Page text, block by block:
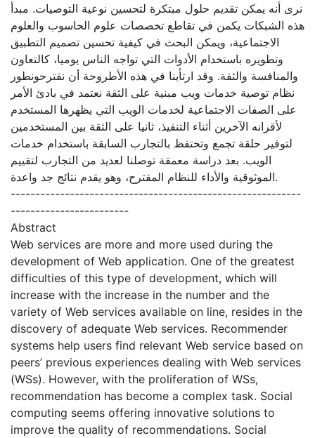
نرى أنه يمكن تقديم حلول مبتكرة لتحسين نوعية التوصيات. مبدأ
هذه الشبكات يكمن في تقاطع تخصصات علوم الحاسوب والعلوم
الاجتماعية، ويمكن البحث في كيفية تحسين تصميم التطبيق
وتطويره باستخدام الأدوات التي تواجه الناس يوميا، كالتعاون
والمنافسة والثقة. وقد ارتأينا في هذه الأطروحة أن نقترحونطور
نظام توصية خدمات ويب مبنية على الثقة نعتمد في بادئ الأمر
على الصفات الاجتماعية لخدمات الويب التي يظهرها المستخدم
لأقرانه الآخرين أثناء التنفيذ، ثانيا على الثقة بين المستخدمين
لتوفير حلقة تجمع وتحتفظ بالتجارب السابقة باستخدام خدمات
الويب. بعد دراسة معمقة توصلنا لعديد من التجارب لتقييم
الموثوقية والأداء للنظام المقترح، وهو يقدم نتائج جد واعدة.
-----------------------------------------------------------
------------------------
Abstract
Web services are more and more used during the
development of Web application. One of the greatest
difficulties of this type of development, which will
increase with the increase in the number and the
variety of Web services available on line, resides in the
discovery of adequate Web services. Recommender
systems help users find relevant Web service based on
peers’ previous experiences dealing with Web services
(WSs). However, with the proliferation of WSs,
recommendation has become a complex task. Social
computing seems offering innovative solutions to
improve the quality of recommendations. Social